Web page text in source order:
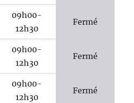
09h00-
12h30
Fermé
09h00-
12h30
Fermé
09h00-
12h30
Fermé